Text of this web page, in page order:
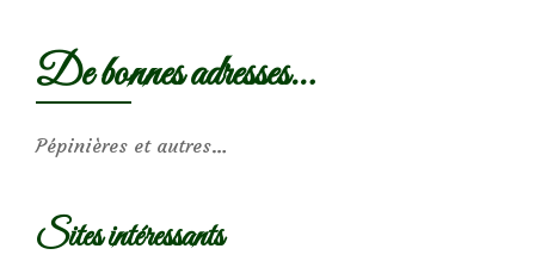
De bonnes adresses…
Pépinières et autres…
Sites intéressants